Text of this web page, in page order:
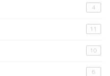
4
11
10
6